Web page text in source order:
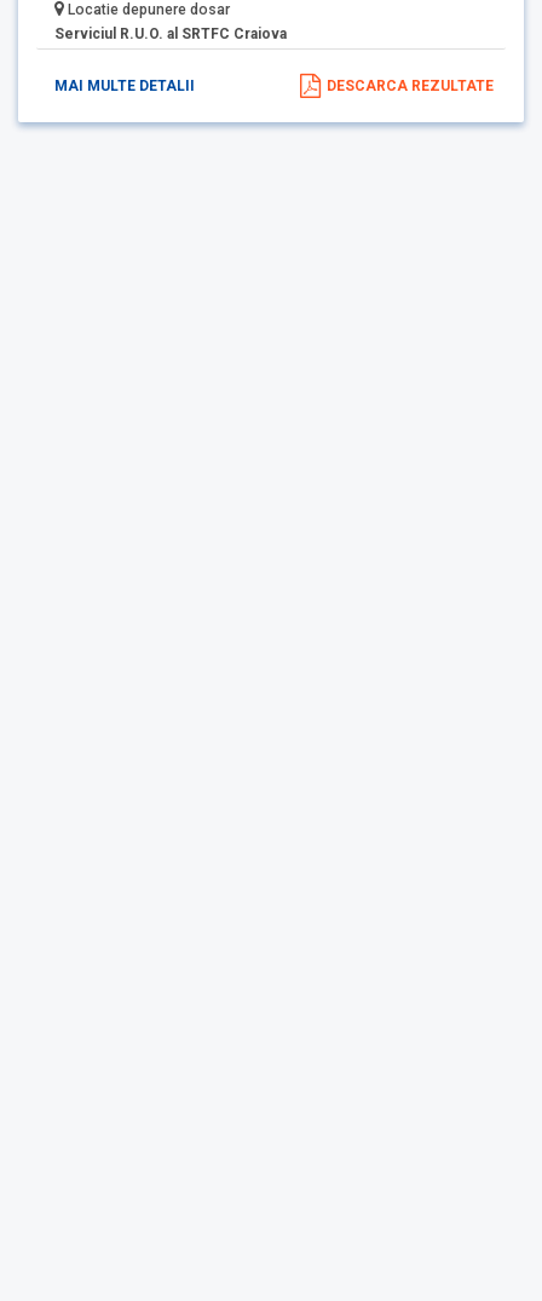
Locatie depunere dosar
Serviciul R.U.O. al SRTFC Craiova
MAI MULTE DETALII DESCARCA REZULTATE